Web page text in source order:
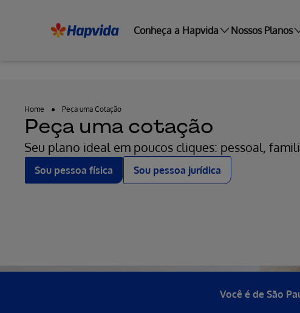
Conheça a Hapvida Nossos Planos
Home Peça uma Cotação
Peça uma cotação
Seu plano ideal em poucos cliques: pessoal,
Sou pessoa física Sou pessoa jurídica
Você é de São